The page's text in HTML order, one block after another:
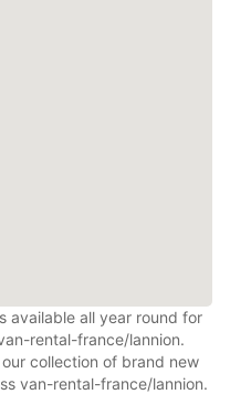
available all year round for
rental-france/lannion.
collection of brand new
van-rental-france/lannion.